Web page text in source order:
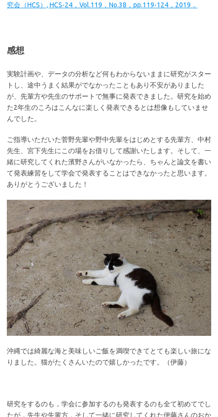
究会（HCS）, HCS-24，Vol.119，No.38，pp.119-124，2019．
感想
実験計画や、データの分析など何もわからないままに研究がスター
トし、途中うまく結果がでなかったこともあり不安がありました
が、先輩方や先生のサポートで無事に発表できました。研究を始め
た2年生のころはこんなに楽しく発表できるとは想像もしていませ
んでした。
ご指導いただいた菅野先輩や野中先輩をはじめとする先輩方、中村
先生、宮下先生にこの場をお借りして感謝いたします。そして、一
緒に研究してくれた濱野さんがいなかったら、ちゃんと論文を書い
て発表練習をして学会で発表することはできなかったと思います。
ありがとうございました！
沖縄では綺麗な海と美味しいご飯を満喫できてとても楽しい旅にな
りました。猫がたくさんいたので嬉しかったです。（伊藤）
研究をするのも，学会に参加するのも発表するのも全て初めてでし
たが，先生や先輩方，そして一緒に研究してくれた伊藤さんのおか